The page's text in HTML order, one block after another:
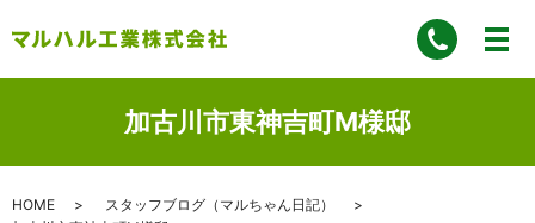
加古川市東神吉町M様邸
HOME
スタッフブログ（マルちゃん日記）